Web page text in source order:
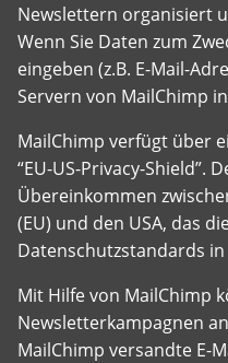
Newslettern organisiert
Wenn Sie Daten zum
eingeben (z.B. E-Mail-
Servern von MailChimp
MailChimp verfügt über
“EU-US-Privacy-Shield”.
Übereinkommen
(EU) und den USA, das
Datenschutzstandards
Mit Hilfe von MailChimp
Newsletterkampagnen
MailChimp versandte E-